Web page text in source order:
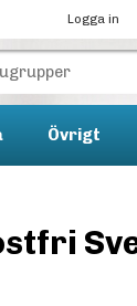
Logga in
Övrigt